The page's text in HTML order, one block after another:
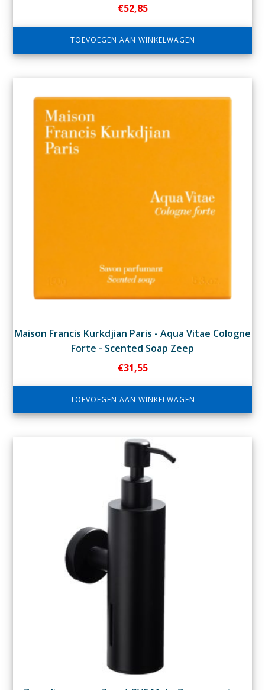
€52,85
TOEVOEGEN AAN WINKELWAGEN
Maison Francis Kurkdjian Paris - Aqua Vitae Cologne
Forte - Scented Soap Zeep
€31,55
TOEVOEGEN AAN WINKELWAGEN